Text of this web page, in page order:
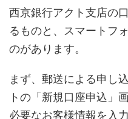
西京銀行アクト支店の
るものと、スマートフ
のがあります。
まず、郵送による申し
トの「新規口座申込」
必要なお客様情報を入